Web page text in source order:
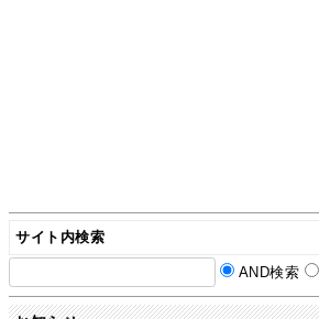
サイト内検索
AND検索